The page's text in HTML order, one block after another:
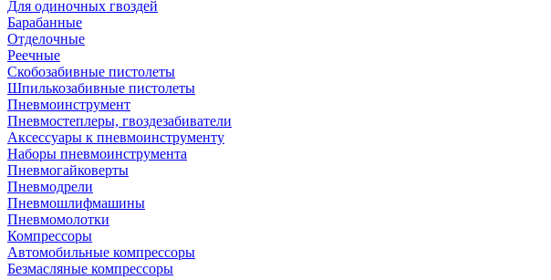
Для одиночных гвоздей
Барабанные
Отделочные
Реечные
Скобозабивные пистолеты
Шпилькозабивные пистолеты
Пневмоинструмент
Пневмостеплеры, гвоздезабиватели
Аксессуары к пневмоинструменту
Наборы пневмоинструмента
Пневмогайковерты
Пневмодрели
Пневмошлифмашины
Пневмомолотки
Компрессоры
Автомобильные компрессоры
Безмасляные компрессоры